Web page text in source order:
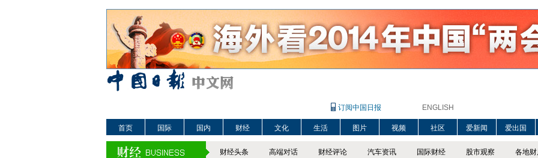
订阅中国日报 ENGLISH
首页 国际 国内 财经 文化 生活 图片 视频 社区 爱新闻 爱出国
财经头条 高端对话 财经评论 汽车资讯 国际财经 股市观察 各地